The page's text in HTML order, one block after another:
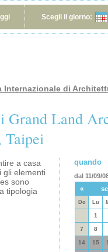
Scegli il giorno:
Internazionale di
Grand Land
Taipei
a casa
gli elementi
sono
tipologia
quando
dal 11/09/
«
Do Lu
1
7 8
14 15